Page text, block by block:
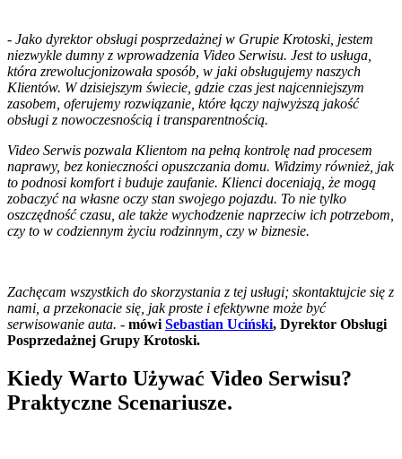
- Jako dyrektor obsługi posprzedażnej w Grupie Krotoski, jestem
niezwykle dumny z wprowadzenia Video Serwisu. Jest to usługa,
która zrewolucjonizowała sposób, w jaki obsługujemy naszych
Klientów. W dzisiejszym świecie, gdzie czas jest najcenniejszym
zasobem, oferujemy rozwiązanie, które łączy najwyższą jakość
obsługi z nowoczesnością i transparentnością.
Video Serwis pozwala Klientom na pełną kontrolę nad procesem
naprawy, bez konieczności opuszczania domu. Widzimy również, jak
to podnosi komfort i buduje zaufanie. Klienci doceniają, że mogą
zobaczyć na własne oczy stan swojego pojazdu. To nie tylko
oszczędność czasu, ale także wychodzenie naprzeciw ich potrzebom,
czy to w codziennym życiu rodzinnym, czy w biznesie.
Zachęcam wszystkich do skorzystania z tej usługi; skontaktujcie się z
nami, a przekonacie się, jak proste i efektywne może być
serwisowanie auta. - mówi Sebastian Uciński, Dyrektor Obsługi
Posprzedażnej Grupy Krotoski.
Kiedy Warto Używać Video Serwisu?
Praktyczne Scenariusze.